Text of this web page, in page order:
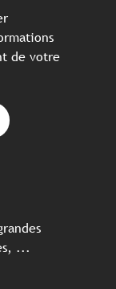
de votre
...